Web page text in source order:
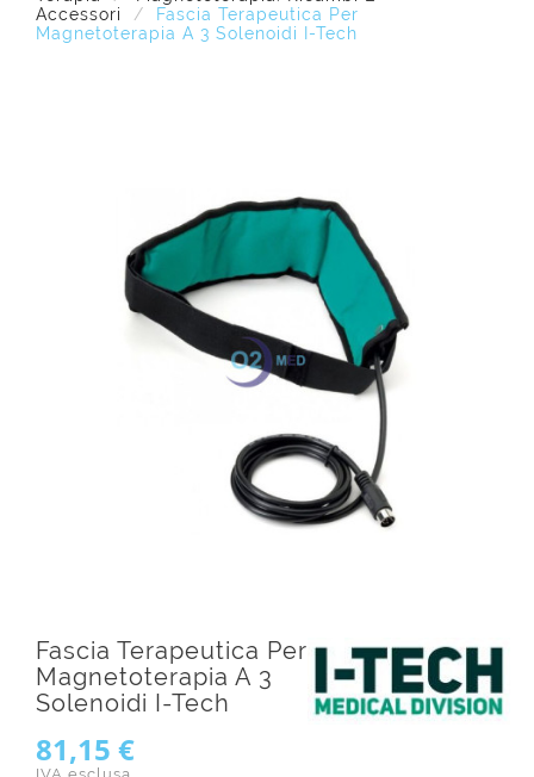
Accessori
Fascia Terapeutica Per
Magnetoterapia A 3 Solenoidi I-Tech
Fascia Terapeutica Per
Magnetoterapia A 3
Solenoidi I-Tech
81,15 €